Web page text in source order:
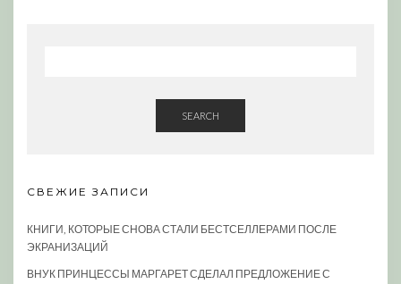
SEARCH
СВЕЖИЕ ЗАПИСИ
КНИГИ, КОТОРЫЕ СНОВА СТАЛИ БЕСТСЕЛЛЕРАМИ ПОСЛЕ
ЭКРАНИЗАЦИЙ
ВНУК ПРИНЦЕССЫ МАРГАРЕТ СДЕЛАЛ ПРЕДЛОЖЕНИЕ С